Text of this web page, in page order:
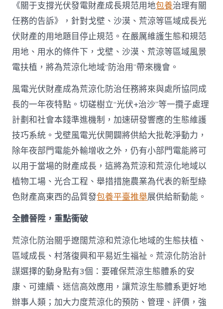
《關于支撐光伏發電財產成長規范用地包養治理有關
任務的告訴》，針對戈壁、沙漠、荒涼等區域成長光
伏財產的用地題目停止規范。在嚴厲維護生態和規范
用地、用水的條件下，戈壁、沙漠、荒涼等區域風景
電扶植，將為荒涼化地域“防治用”帶來機會。
風電光伏財產成為荒涼化防治任務將來與處所協同成
長的一年夜特點。切磋樹立“光伏+治沙”等一攬子處理
計劃和社會本錢準進機制，加速研發響應的生態維護
技巧系統。戈壁風電光伏開闢將供給大批乾淨動力，
除年夜部門電能外輸增收之外，仍有小部門電能將可
以用于當場的財產成長，這將為荒涼和荒涼化地域以
植物工場、光合工程、舉措措施農業為代表的新型綠
色財產高東西的品質發包養平臺推舉展供給新動能。
全體晉陞，重點衝破
荒涼化防治關乎遼闊荒涼和荒涼化地域的生態扶植、
區域成長、村落復興和平易近生福祉。荒涼化防治計
謀選擇的動身點有3個：要確保荒涼生態體系的安
康、可連續、迷信高效應用，讓荒涼生態體系更好地
辦事人類；加大力度荒涼化的預防、管理、評價，強